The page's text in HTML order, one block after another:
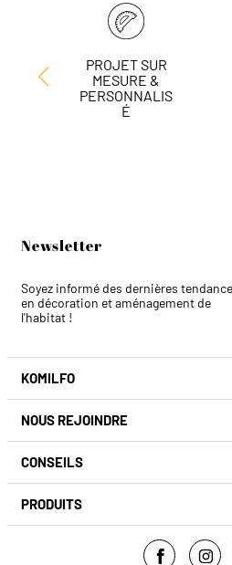
PROJET SUR
MESURE &
PERSONNALIS
É
Newsletter
Soyez informé des dernières
en décoration et aménagement de
l'habitat !
KOMILFO
NOUS REJOINDRE
CONSEILS
PRODUITS